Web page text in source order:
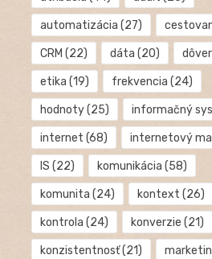
automatizácia (27)
CRM (22) dáta (20)
etika (19) frekvencia (24)
hodnoty(25) informačný
internet (68) internetový
IS (22) komunikácia (58)
komunita (24) kontext (26)
kontrola (24) konverzie (21)
konzistentnosť(21)